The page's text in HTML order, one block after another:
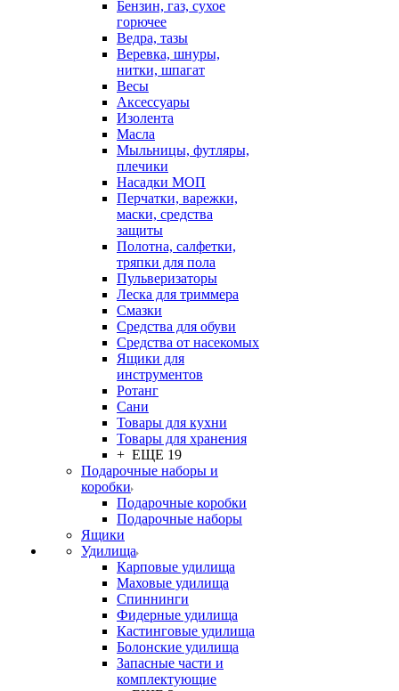
Бензин, газ, сухое
горючее
Ведра, тазы
Веревка, шнуры,
нитки, шпагат
Весы
Аксессуары
Изолента
Масла
Мыльницы, футляры,
плечики
Насадки МОП
Перчатки, варежки,
маски, средства
защиты
Полотна, салфетки,
тряпки для пола
Пульверизаторы
Леска для триммера
Смазки
Средства для обуви
Средства от насекомых
Ящики для
инструментов
Ротанг
Сани
Товары для кухни
Товары для хранения
+ ЕЩЕ 19
Подарочные наборы и
коробки
Подарочные коробки
Подарочные наборы
Ящики
Удилища
Карповые удилища
Маховые удилища
Спиннинги
Фидерные удилища
Кастинговые удилища
Болонские удилища
Запасные части и
комплектующие